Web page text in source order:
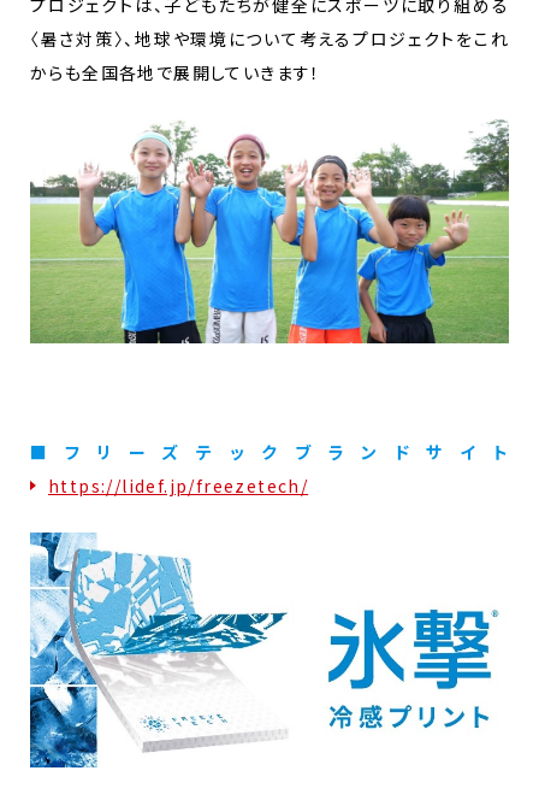
〈暑さ対策〉、地球や環境について考えるプロジェクトをこれ
からも全国各地で展開していきます！
■フリーズテックブランドサイト
https://lidef.jp/freezetech/